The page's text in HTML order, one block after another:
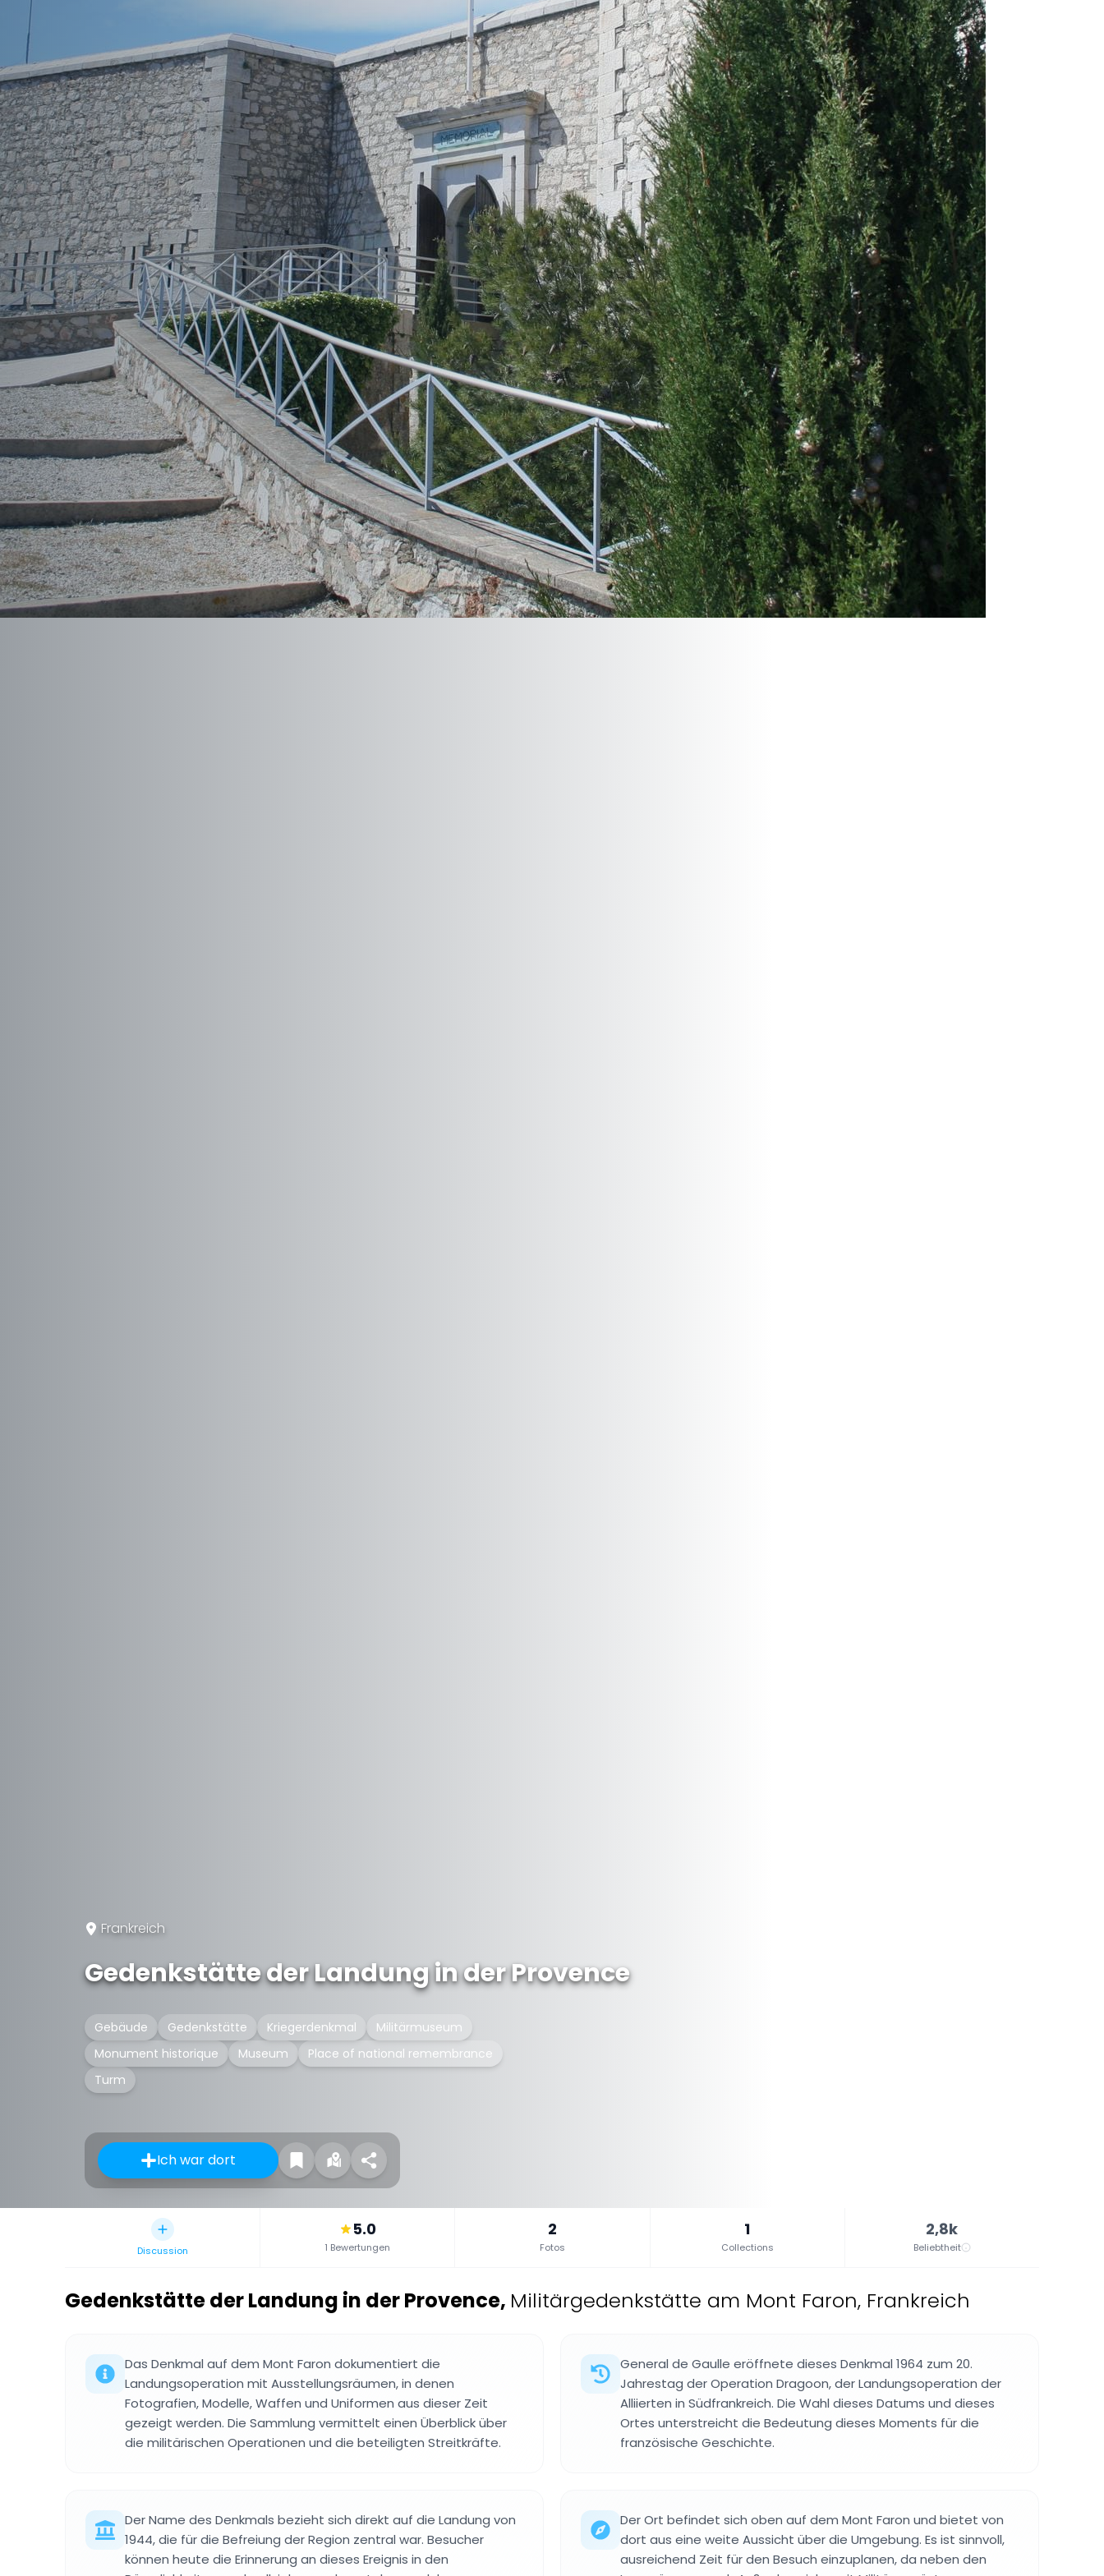
Frankreich
Gedenkstätte der Landung in der Provence
Gebäude Gedenkstätte Kriegerdenkmal
Militärmuseum
Monument historique
Museum
Place of national remembrance
Turm
Ich war dort
Discussion
5.0
1 Bewertungen
2
Fotos
1
Collections
2,8k
Beliebtheit
Gedenkstätte der Landung in der Provence, Militärgedenkstätte am Mont Faron, Frankreich
Das Denkmal auf dem Mont Faron dokumentiert die
Landungsoperation mit Ausstellungsräumen, in denen
Fotografien, Modelle, Waffen und Uniformen aus dieser Zeit
gezeigt werden. Die Sammlung vermittelt einen Überblick über
die militärischen Operationen und die beteiligten Streitkräfte.
General de Gaulle eröffnete dieses Denkmal 1964 zum 20.
Jahrestag der Operation Dragoon, der Landungsoperation der
Alliierten in Südfrankreich. Die Wahl dieses Datums und dieses
Ortes unterstreicht die Bedeutung dieses Moments für die
französische Geschichte.
Der Name des Denkmals bezieht sich direkt auf die Landung von
1944, die für die Befreiung der Region zentral war. Besucher
können heute die Erinnerung an dieses Ereignis in den
Der Ort befindet sich oben auf dem Mont Faron und bietet von
dort aus eine weite Aussicht über die Umgebung. Es ist sinnvoll,
ausreichend Zeit für den Besuch einzuplanen, da neben den